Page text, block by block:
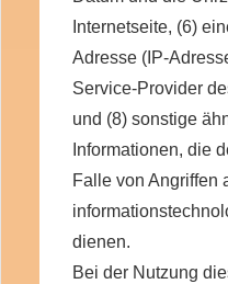
Internetseite, (6)
Adresse (IP-
Service-Provider
und (8) sonstige
Informationen, die
Falle von Angriffen
dienen.
Bei der Nutzung